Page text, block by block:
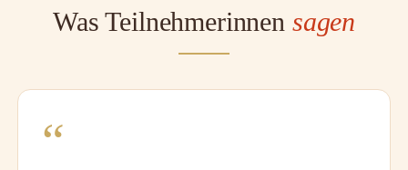
Was Teilnehmerinnen sagen
“